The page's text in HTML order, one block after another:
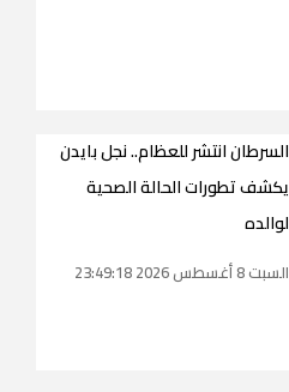
السرطان انتشر للعظام.. نجل بايدن
يكشف تطورات الحالة الصحية
لوالده
السبت 8 أغسطس 2026 23:49:18